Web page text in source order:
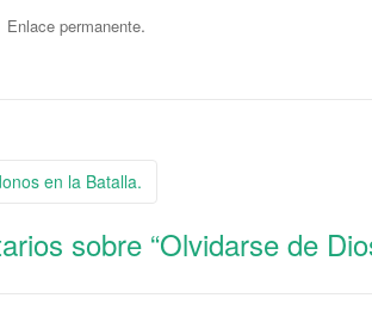
Enlace permanente.
de la entrada
en la Batalla.
sobre “Olvidarse de